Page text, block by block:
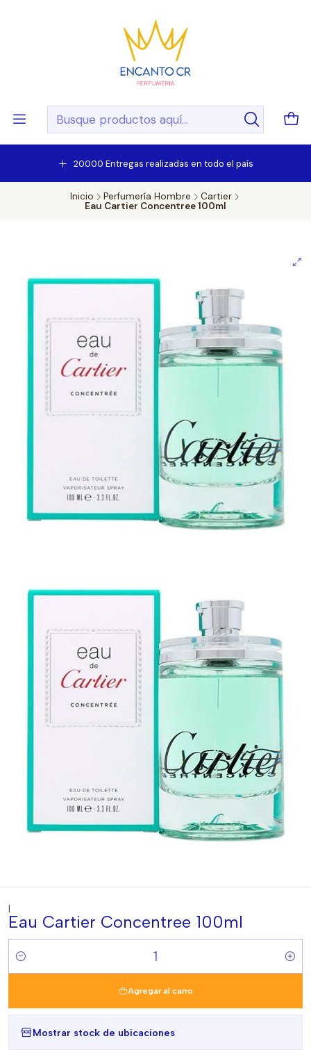
20.000 Entregas realizadas en todo el país
Inicio Perfumería Hombre
Cartier
Eau Cartier Concentree 100ml
|
Eau Cartier Concentree 100ml
Cantidad
Agregar al carro
Mostrar stock de ubicaciones